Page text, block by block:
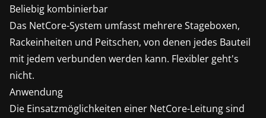
Beliebig kombinierbar
Das NetCore-System umfasst mehrere Stageboxen,
Rackeinheiten und Peitschen, von denen jedes Bauteil
mit jedem verbunden werden kann. Flexibler geht's
nicht.
Anwendung
Die Einsatzmöglichkeiten einer NetCore-Leitung sind